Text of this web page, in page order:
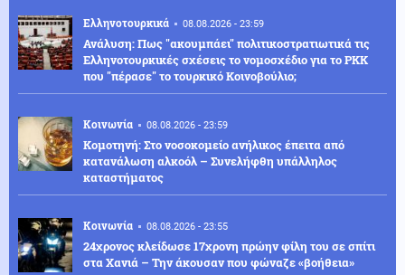
Ελληνοτουρκικά 08.08.2026 - 23:59
Ανάλυση: Πως "ακουμπάει" πολιτικοστρατιωτικά τις
Ελληνοτουρκικές σχέσεις το νομοσχέδιο για το PKK
που "πέρασε" το τουρκικό Κοινοβούλιο;
Κοινωνία 08.08.2026 - 23:59
Κομοτηνή: Στο νοσοκομείο ανήλικος έπειτα από
κατανάλωση αλκοόλ – Συνελήφθη υπάλληλος
καταστήματος
Κοινωνία 08.08.2026 - 23:55
24χρονος κλείδωσε 17χρονη πρώην φίλη του σε σπίτι
στα Χανιά – Την άκουσαν που φώναζε «βοήθεια»